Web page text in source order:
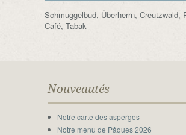
Schmuggelbud, Überherrn, Creutzwald,
Café, Tabak
Nouveautés
Notre carte des asperges
Notre menu de Pâques 2026